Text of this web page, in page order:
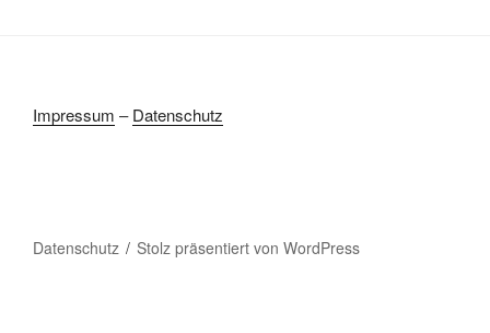
Impressum –Datenschutz
Datenschutz Stolz präsentiert von WordPress